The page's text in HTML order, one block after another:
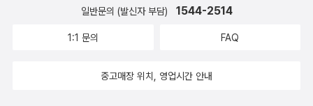
일반문의 (발신자 부담) 1544-2514
1:1 문의 FAQ
중고매장 위치, 영업시간 안내